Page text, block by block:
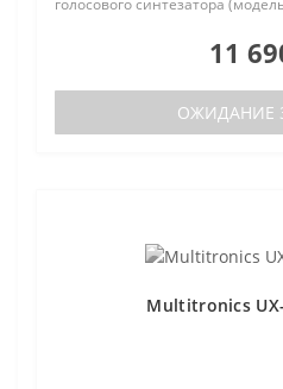
голосового синтезатора
11
ОЖИДАНИЕ
Multitronics